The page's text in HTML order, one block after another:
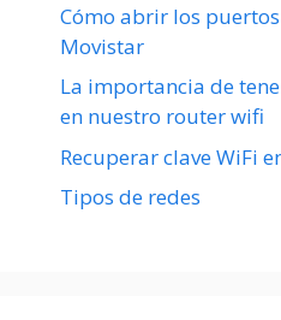
Cómo abrir los
Movistar
La importancia de
en nuestro router wifi
Recuperar clave WiFi
Tipos de redes